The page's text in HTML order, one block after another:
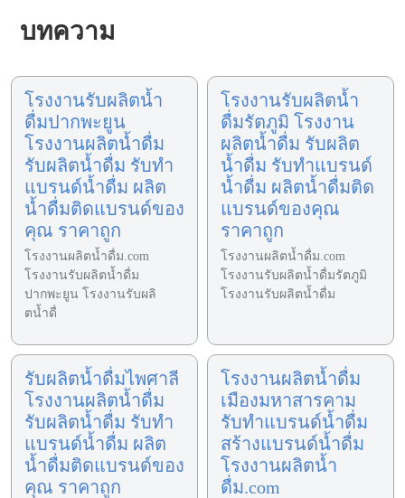
บทความ
โรงงานรับผลิตน้ำ
ดื่มปากพะยูน
โรงงานผลิตน้ำดื่ม
รับผลิตน้ำดื่ม รับทำ
แบรนด์น้ำดื่ม ผลิต
น้ำดื่มติดแบรนด์ของ
คุณ ราคาถูก
โรงงานผลิตน้ำดื่ม.com
โรงงานรับผลิตน้ำดื่ม
ปากพะยูน โรงงานรับผลิ
ตน้ำดื่
โรงงานรับผลิตน้ำ
ดื่มรัตภูมิ โรงงาน
ผลิตน้ำดื่ม รับผลิต
น้ำดื่ม รับทำแบรนด์
น้ำดื่ม ผลิตน้ำดื่มติด
แบรนด์ของคุณ
ราคาถูก
โรงงานผลิตน้ำดื่ม.com
โรงงานรับผลิตน้ำดื่มรัตภูมิ
โรงงานรับผลิตน้ำดื่ม
รับผลิตน้ำดื่มไพศาลี
โรงงานผลิตน้ำดื่ม
รับผลิตน้ำดื่ม รับทำ
แบรนด์น้ำดื่ม ผลิต
น้ำดื่มติดแบรนด์ของ
คุณ ราคาถูก
โรงงานผลิตน้ำดื่ม
เมืองมหาสารคาม
รับทำแบรนด์น้ำดื่ม
สร้างแบรนด์น้ำดื่ม
โรงงานผลิตน้ำ
ดื่ม.com